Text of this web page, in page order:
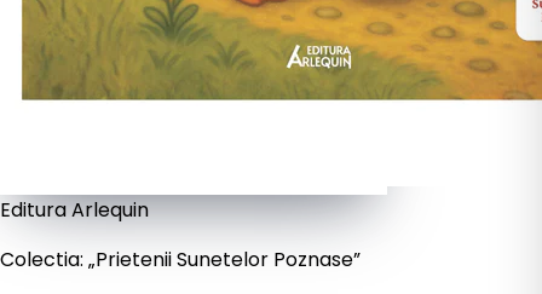
Editura Arlequin
Colectia: „Prietenii Sunetelor Poznase”